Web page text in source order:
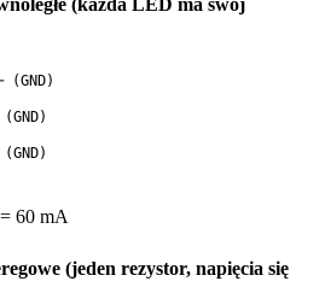
(GND)
60 mA
(jeden rezystor, napięcia się